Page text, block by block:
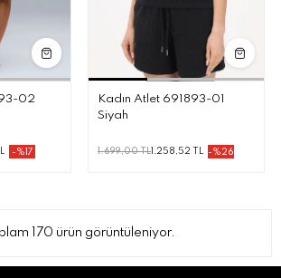
02
-%17
Kadın Atlet 691893-01
Siyah
1.699,00 TL 1.258,52 TL -%26
170 ürün görüntüleniyor.